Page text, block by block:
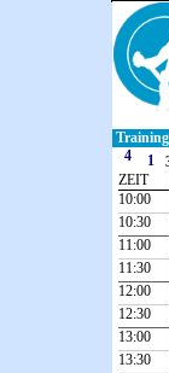
ZEIT
10:00
10:30
11:00
11:30
12:00
12:30
13:00
13:30